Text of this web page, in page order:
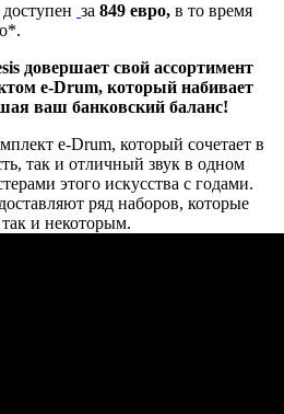
за 849 евро, в то время
довершает свой ассортимент
e-Drum, который набивает
ваш банковский баланс!
e-Drum, который сочетает в
так и отличный звук в одном
этого искусства с годами.
ряд наборов, которые
и некоторым.